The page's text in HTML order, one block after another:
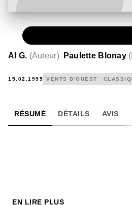
Al G. (Auteur) Paulette Blonay (
15.02.1995 VENTS D'OUEST
RÉSUMÉ DÉTAILS AVIS
EN LIRE PLUS